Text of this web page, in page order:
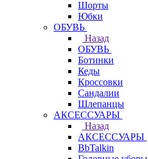
Шорты
Юбки
ОБУВЬ
Назад
ОБУВЬ
Ботинки
Кеды
Кроссовки
Сандалии
Шлепанцы
АКСЕССУАРЫ
Назад
АКСЕССУАРЫ
BbTalkin